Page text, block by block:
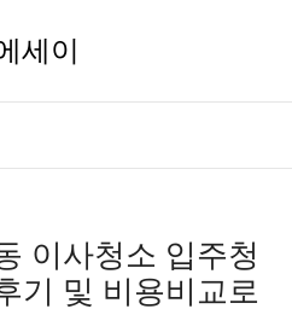
세이
이사청소 입주청
기 및 비용비교로